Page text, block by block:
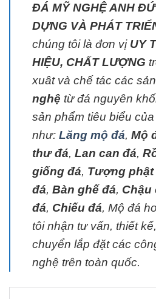
ĐÁ MỸ NGHỆ ANH
DỰNG VÀ PHÁT
chúng tôi là đơn vị UY
HIỆU, CHẤT LƯỢNG
xuât và chế tác các
nghệ từ đá nguyên
sản phẩm tiêu biểu
như: Lăng mộ đá, Mộ
thư đá, Lan can đá,
giống đá, Tượng phật
đá, Bàn ghế đá, Chậu
đá, Chiếu đá, Mộ đá
tôi nhận tư vấn, thiết
chuyển lắp đặt các
nghệ trên toàn quốc.